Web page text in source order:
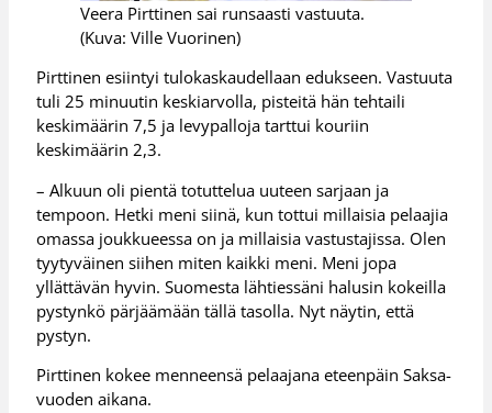
Veera Pirttinen sai runsaasti vastuuta.
(Kuva: Ville Vuorinen)
Pirttinen esiintyi tulokaskaudellaan edukseen. Vastuuta
tuli 25 minuutin keskiarvolla, pisteitä hän tehtaili
keskimäärin 7,5 ja levypalloja tarttui kouriin
keskimäärin 2,3.
– Alkuun oli pientä totuttelua uuteen sarjaan ja
tempoon. Hetki meni siinä, kun tottui millaisia pelaajia
omassa joukkueessa on ja millaisia vastustajissa. Olen
tyytyväinen siihen miten kaikki meni. Meni jopa
yllättävän hyvin. Suomesta lähtiessäni halusin kokeilla
pystynkö pärjäämään tällä tasolla. Nyt näytin, että
pystyn.
Pirttinen kokee menneensä pelaajana eteenpäin Saksa-
vuoden aikana.